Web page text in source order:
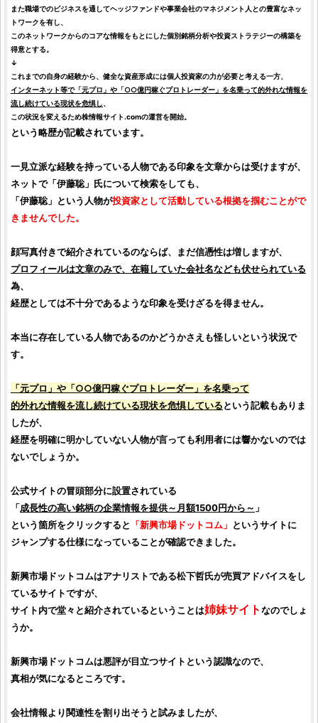
また職場でのビジネスを通してヘッジファンドや事業会社のマネジメント人との豊富なネッ
トワークを有し、
このネットワークからのコアな情報をもとにした個別銘柄分析や投資ストラテジーの構築を
得意とする。
↓
これまでの自身の経験から、健全な資産形成には個人投資家の力が必要と考える一方、
インターネット等で「元プロ」や「○○億円稼ぐプロトレーダー」を名乗って的外れな情報を
流し続けている現状を危惧し、
この状況を変えるため株情報サイト.comの運営を開始。
という略歴が記載されています。
一見立派な経験を持っている人物である印象を文章からは受けますが、
ネットで「伊藤聡」氏について検索をしても、
「伊藤聡」という人物が投資家として活動している根拠を掴むことがで
きませんでした。
顔写真付きで紹介されているのならば、まだ信憑性は増しますが、
プロフィールは文章のみで、在籍していた会社名なども伏せられている
為、
経歴としては不十分であるような印象を受けざるを得ません。
本当に存在している人物であるのかどうかさえも怪しいという状況で
す。
「元プロ」や「○○億円稼ぐプロトレーダー」を名乗って
的外れな情報を流し続けている現状を危惧しているという記載もありま
したが、
経歴を明確に明かしていない人物が言っても利用者には響かないのでは
ないでしょうか。
公式サイトの冒頭部分に設置されている
「成長性の高い銘柄の企業情報を提供～月額1500円から～ 」
という箇所をクリックすると 「新興市場ドットコム 」 というサイトに
ジャンプする仕様になっていることが確認できました。
新興市場ドットコムはアナリストである松下哲氏が売買アドバイスをし
ているサイトですが、
サイト内で堂々と紹介されているということは姉妹サイトなのでしょ
うか。
新興市場ドットコムは悪評が目立つサイトという認識なので、
真相が気になるところです。
会社情報より関連性を割り出そうと試みましたが、